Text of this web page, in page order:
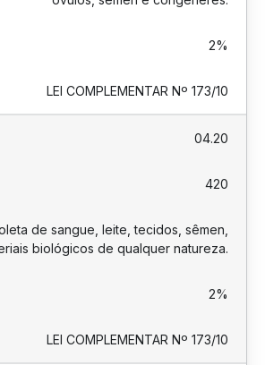
2%
LEI COMPLEMENTAR Nº 173/10
04.20
420
de sangue, leite, tecidos, sêmen,
biológicos de qualquer natureza.
2%
LEI COMPLEMENTAR Nº 173/10